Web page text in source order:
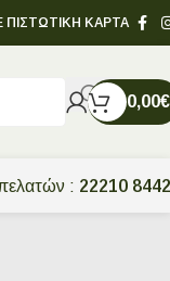
ΠΙΣΤΩΤΙΚΗ ΚΑΡΤΑ
0,00€
: 22210